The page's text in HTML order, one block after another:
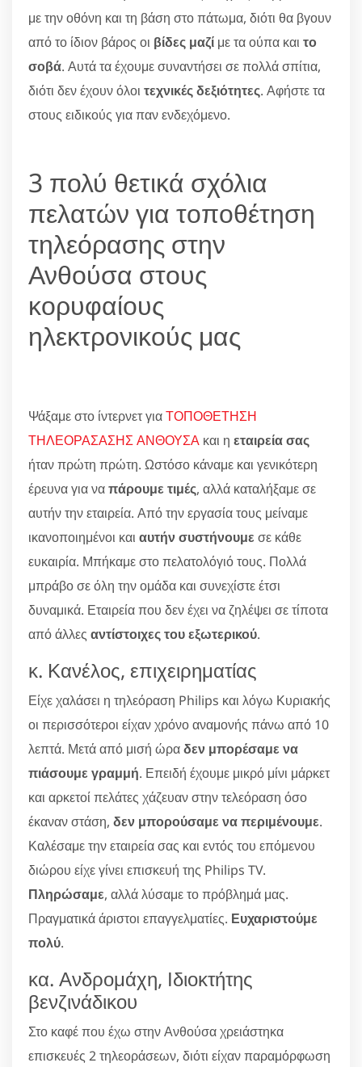
με την οθόνη και τη βάση στο πάτωμα, διότι θα βγουν
από το ίδιον βάρος οι βίδες μαζί με τα ούπα και το
σοβά. Αυτά τα έχουμε συναντήσει σε πολλά σπίτια,
διότι δεν έχουν όλοι τεχνικές δεξιότητες. Αφήστε τα
στους ειδικούς για παν ενδεχόμενο.
3 πολύ θετικά σχόλια
πελατών για τοποθέτηση
τηλεόρασης στην
Ανθούσα στους
κορυφαίους
ηλεκτρονικούς μας
Ψάξαμε στο ίντερνετ γιαΤΟΠΟΘΕΤΗΣΗ
ΤΗΛΕΟΡΑΣΑΣΗΣ ΑΝΘΟΥΣΑ και η εταιρεία σας
ήταν πρώτη πρώτη. Ωστόσο κάναμε και γενικότερη
έρευνα για ναπάρουμε τιμές, αλλά καταλήξαμε σε
αυτήν την εταιρεία. Από την εργασία τους μείναμε
ικανοποιημένοι και αυτήν συστήνουμε σε κάθε
ευκαιρία. Μπήκαμε στο πελατολόγιό τους. Πολλά
μπράβο σε όλη την ομάδα και συνεχίστε έτσι
δυναμικά. Εταιρεία που δεν έχει να ζηλέψει σε τίποτα
από άλλες αντίστοιχες του εξωτερικού.
κ. Κανέλος, επιχειρηματίας
Είχε χαλάσει η τηλεόραση Philips και λόγω Κυριακής
οι περισσότεροι είχαν χρόνο αναμονής πάνω από 10
λεπτά. Μετά από μισή ώραδεν μπορέσαμε να
πιάσουμε γραμμή. Επειδή έχουμε μικρό μίνι μάρκετ
και αρκετοί πελάτες χάζευαν στην τελεόραση όσο
έκαναν στάση, δεν μπορούσαμε να περιμένουμε.
Καλέσαμε την εταιρεία σας και εντός του επόμενου
διώρου είχε γίνει επισκευή της Philips TV.
Πληρώσαμε, αλλά λύσαμε το πρόβλημά μας.
Πραγματικά άριστοι επαγγελματίες. Ευχαριστούμε
πολύ.
κα. Ανδρομάχη, Ιδιοκτήτης
βενζινάδικου
Στο καφέ που έχω στην Ανθούσα χρειάστηκα
επισκευές 2 τηλεοράσεων, διότι είχαν παραμόρφωση